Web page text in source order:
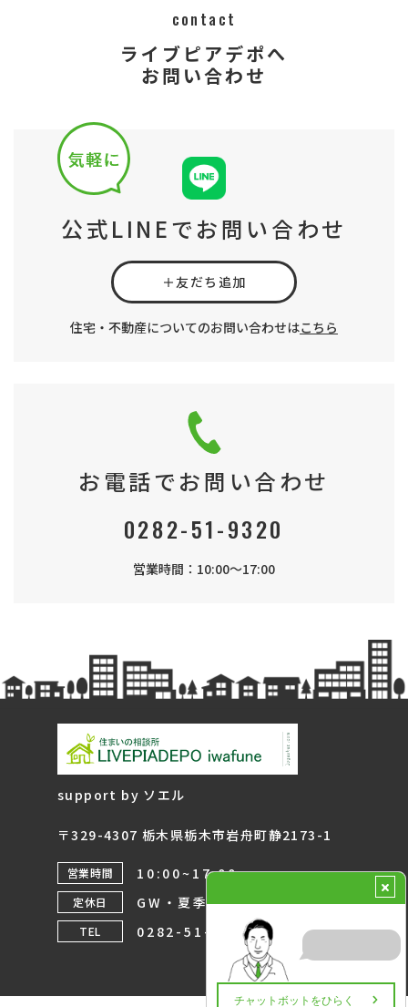
contact
ライブピアデポへ
​​​​​​​​​​​​​​お問い合わせ
公式LINEでお問い合わせ
＋友だち追加
住宅・不動産についてのお問い合わせはこちら
お電話でお問い合わせ
0282-51-9320
営業時間：10:00～17:00
support by ソエル
〒329-4307 栃木県栃木市岩舟町静2173-1
営業時間 10:00~17:00
定休日 GW・夏季・年末年始
TEL 0282-51-9320